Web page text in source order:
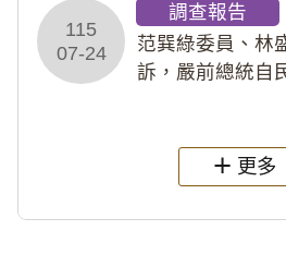
術倫理等情案調
31)
115
07-24
調查報告
范巽綠委員、林
訴，嚴前總統自
過世後，總統府
繼續留住
更多